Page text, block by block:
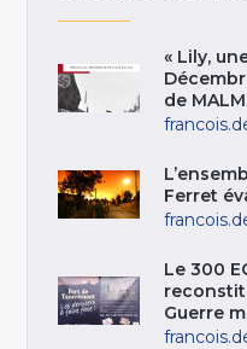
« Lily,
de
Ferret
Le 300
Guerre